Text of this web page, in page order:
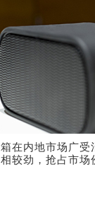
在内地市场广
较劲，抢占市